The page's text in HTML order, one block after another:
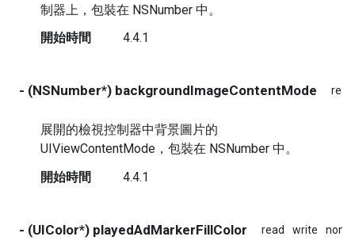
制器上，包裝在 NSNumber 中。
開始時間
4.4.1
- (NSNumber*) backgroundImageContentMode read
展開的檢視控制器中背景圖片的
UIViewContentMode，包裝在 NSNumber 中。
開始時間
4.4.1
- (UIColor*) playedAdMarkerFillColor read write